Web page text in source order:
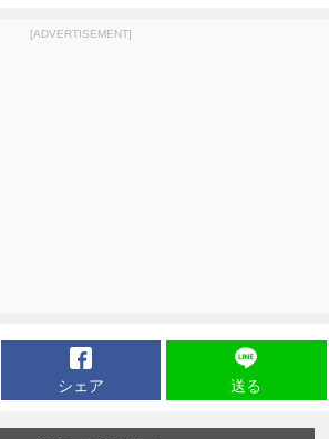
[ADVERTISEMENT]
シェア 送る